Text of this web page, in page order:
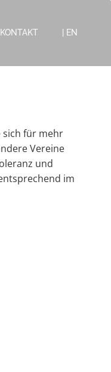
KONTAKT | EN
sich für mehr
Vereine
und
im